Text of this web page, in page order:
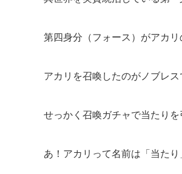
第四身分（フォース）がアカ
アカリを召喚したのがノブレ
せっかく召喚ガチャで当たり
あ！アカリって名前は「当た